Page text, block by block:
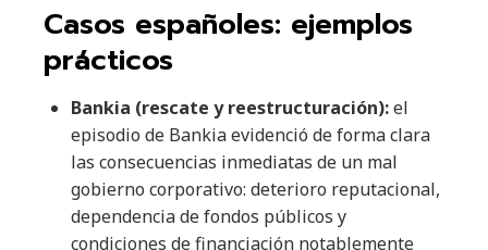
Casos españoles: ejemplos
prácticos
Bankia (rescate y reestructuración):el
episodio de Bankia evidenció de forma clara
las consecuencias inmediatas de un mal
gobierno corporativo: deterioro reputacional,
dependencia de fondos públicos y
condiciones de financiación notablemente